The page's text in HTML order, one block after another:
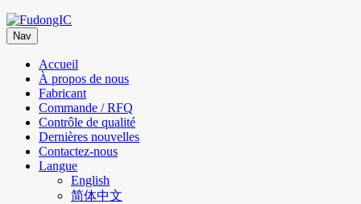
Nav
Accueil
À propos de nous
Fabricant
Commande / RFQ
Contrôle de qualité
Dernières nouvelles
Contactez-nous
Langue
English
简体中文